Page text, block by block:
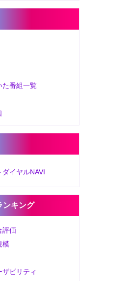
た番組一覧
ダイヤルNAVI
ンキング
評価
模
ビリティ